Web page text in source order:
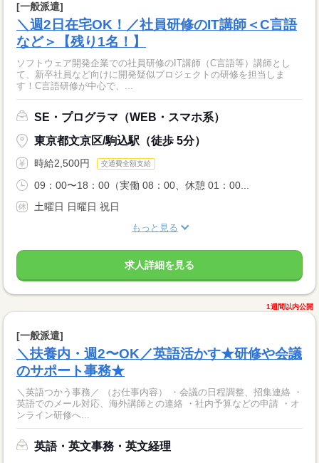
[一般派遣]
＼週2日在宅OK！／社員研修のIT講師＜C言語
など＞【残り1名！】
ソフトウェア開発企業での社員研修のIT講師（C言語等）講師とし
て、新卒社員など向けに開発疑似プロジェクトの研修を担当しま
す！C言語研修が中心で、...
SE・プログラマ（WEB・スマホ系）
東京都文京区/駒込駅（徒歩 5分）
時給2,500円 交通費全額支給
09：00〜18：00（実働 08：00、休憩 01：00...
土曜日 日曜日 祝日
もっと見る
求人詳細を見る
1週間以内公開
[一般派遣]
＼扶養内・週2〜OK／英語活かす★研修や会議
のサポート事務★
＼英語つかう事務／ （お仕事内容） ・会議の日程調整、招集連絡 ・
英語でのメール対応、海外講師との連絡 ・社内予算などの申請 ・オ
ンライン研修へ...
英語・英文事務・英文経理